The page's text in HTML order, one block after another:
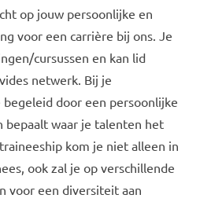
op jouw persoonlijke en
voor een carrière bij ons. Je
cursussen en kan lid
netwerk. Bij je
door een persoonlijke
bepaalt waar je talenten het
kom je niet alleen in
ook zal je op verschillende
voor een diversiteit aan